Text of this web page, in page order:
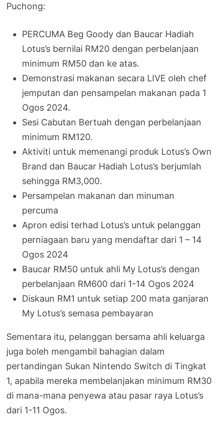
Puchong:
PERCUMA Beg Goody dan Baucar Hadiah
Lotus’s bernilai RM20 dengan perbelanjaan
minimum RM50 dan ke atas.
Demonstrasi makanan secara LIVE oleh chef
jemputan dan pensampelan makanan pada 1
Ogos 2024.
Sesi Cabutan Bertuah dengan perbelanjaan
minimum RM120.
Aktiviti untuk memenangi produk Lotus’s Own
Brand dan Baucar Hadiah Lotus’s berjumlah
sehingga RM3,000.
Persampelan makanan dan minuman
percuma
Apron edisi terhad Lotus’s untuk pelanggan
perniagaan baru yang mendaftar dari 1 – 14
Ogos 2024
Baucar RM50 untuk ahli My Lotus’s dengan
perbelanjaan RM600 dari 1-14 Ogos 2024
Diskaun RM1 untuk setiap 200 mata ganjaran
My Lotus’s semasa pembayaran
Sementara itu, pelanggan bersama ahli keluarga
juga boleh mengambil bahagian dalam
pertandingan Sukan Nintendo Switch di Tingkat
1, apabila mereka membelanjakan minimum RM30
di mana-mana penyewa atau pasar raya Lotus’s
dari 1-11 Ogos.